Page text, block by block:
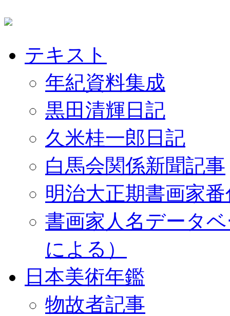
テキスト
年紀資料集成
黒田清輝日記
久米桂一郎日記
白馬会関係新聞記事
明治大正期書画家
書画家人名データ
による）
日本美術年鑑
物故者記事